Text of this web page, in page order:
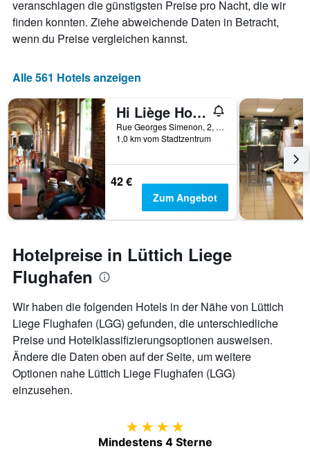
X-
Achse,
die
die
anzeigt.
Diagramm
hat
1
Y-
Achse,
die
den
durchschnittlichen
Zimmerpreis
anzeigt.
veranschlagen die günstigsten Preise pro Nacht, die wir
finden konnten. Ziehe abweichende Daten in Betracht,
wenn du Preise vergleichen kannst.
Alle 561 Hotels anzeigen
Hi Liège Hostel
Rue Georges Simenon, 2, Lüttich, Belgien
1,0 km vom Stadtzentrum
42 €
Zum Angebot
Hotelpreise in Lüttich Liege
Flughafen
Wir haben die folgenden Hotels in der Nähe von Lüttich
Liege Flughafen (LGG) gefunden, die unterschiedliche
Preise und Hotelklassifizierungsoptionen ausweisen.
Ändere die Daten oben auf der Seite, um weitere
Optionen nahe Lüttich Liege Flughafen (LGG)
einzusehen.
4 Sterne
Mindestens 4 Sterne